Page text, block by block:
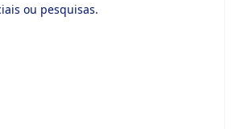
ou pesquisas.